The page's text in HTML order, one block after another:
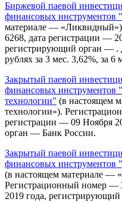
Биржевой паевой
финансовых
материале —
6268, дата регистрации —
регистрирующий орган — .
рублях за 3 мес. 3,62%, за 6
Закрытый паевой
финансовых инструментов
технологии" (в настоящем
технологии»).
регистрации — 09 Ноября
орган — Банк России.
Закрытый паевой
финансовых инструментов
(в настоящем материале —
Регистрационный номер —
2019 года,